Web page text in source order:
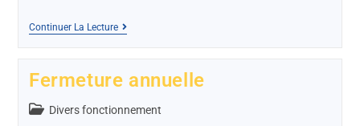
Continuer La Lecture
Fermeture annuelle
Divers fonctionnement